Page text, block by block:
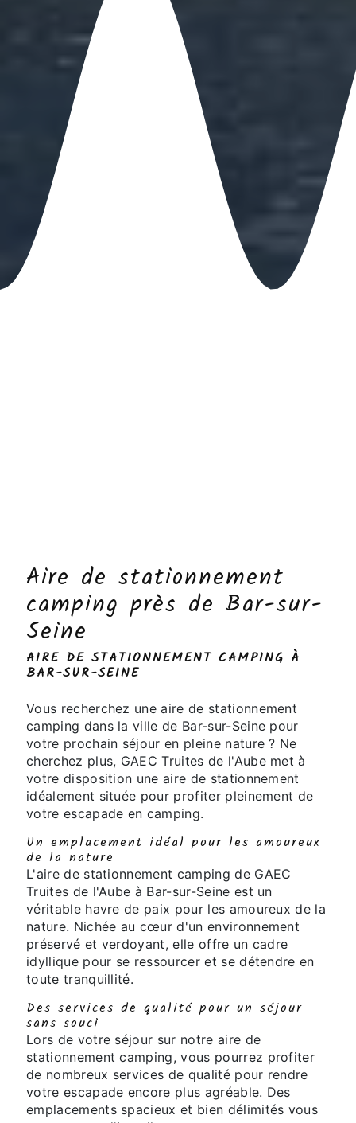
Aire de stationnement
camping près de Bar-sur-
Seine
AIRE DE STATIONNEMENT CAMPING À
BAR-SUR-SEINE
Vous recherchez une aire de stationnement
camping dans la ville de Bar-sur-Seine pour
votre prochain séjour en pleine nature ? Ne
cherchez plus, GAEC Truites de l'Aube met à
votre disposition une aire de stationnement
idéalement située pour profiter pleinement de
votre escapade en camping.
Un emplacement idéal pour les amoureux
de la nature
L'aire de stationnement camping de GAEC
Truites de l'Aube à Bar-sur-Seine est un
véritable havre de paix pour les amoureux de la
nature. Nichée au cœur d'un environnement
préservé et verdoyant, elle offre un cadre
idyllique pour se ressourcer et se détendre en
toute tranquillité.
Des services de qualité pour un séjour
sans souci
Lors de votre séjour sur notre aire de
stationnement camping, vous pourrez profiter
de nombreux services de qualité pour rendre
votre escapade encore plus agréable. Des
emplacements spacieux et bien délimités vous